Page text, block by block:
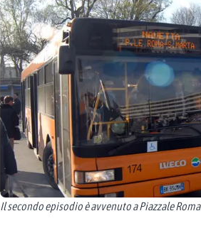
Il secondo episodio è avvenuto a Piazzale Roma